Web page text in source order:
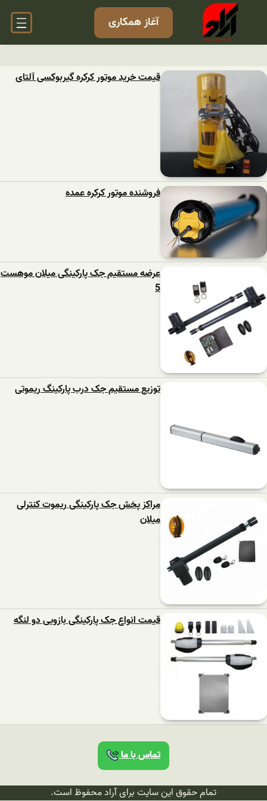
آغاز همکاری
قیمت خرید موتور کرکره گیربوکسی آلتای
فروشنده موتور کرکره عمده
عرضه مستقیم جک پارکینگی میلان موهست
5
توزیع مستقیم جک درب پارکینگ ریموتی
مراکز پخش جک پارکینگی ریموت کنترلی
میلان
قیمت انواع جک پارکینگی بازویی دو لنگه
تماس با ما
تمام حقوق این سایت برای آراد محفوظ است.